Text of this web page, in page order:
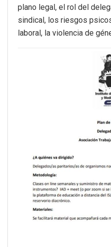
plano legal, el rol del
sindical, los riesgos
laboral, la violencia de